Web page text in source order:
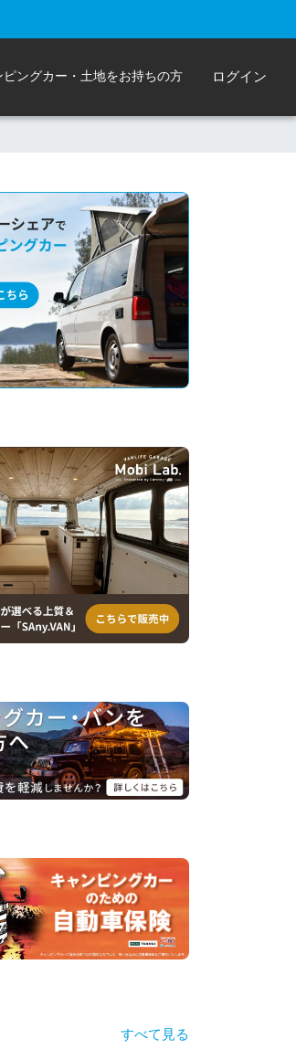
ピングカー・土地をお持ちの方 ログイン
すべて見る